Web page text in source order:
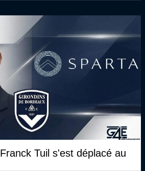
Tuil s'est déplacé au